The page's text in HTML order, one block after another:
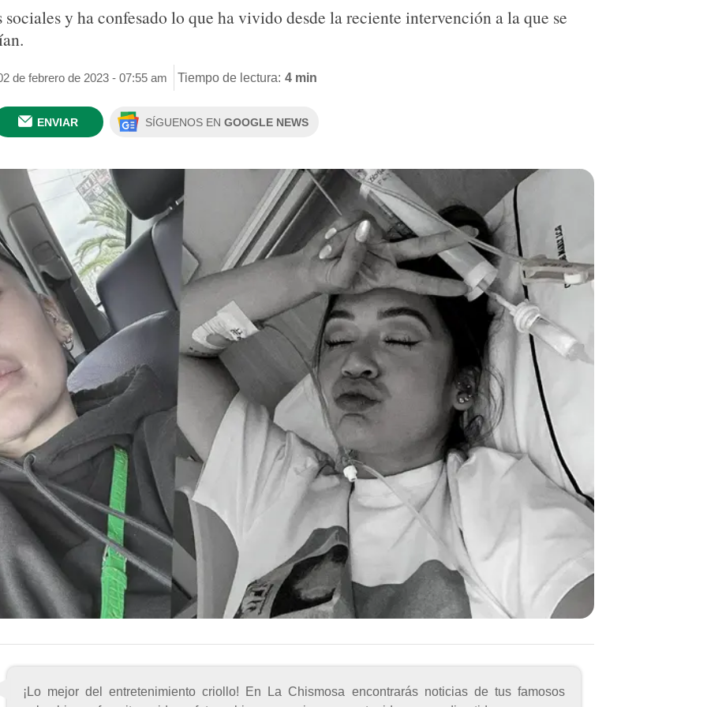
y ha confesado lo que ha vivido desde la reciente intervención a la que se
de febrero de 2023 - 07:55 am Tiempo de lectura: 4 min
ENVIAR SÍGUENOS EN GOOGLE NEWS
¡Lo mejor del entretenimiento criollo! En La Chismosa encontrarás noticias de tus famosos